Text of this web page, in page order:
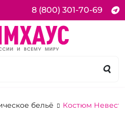
8 (800) 301-70-69
бельё Костюм